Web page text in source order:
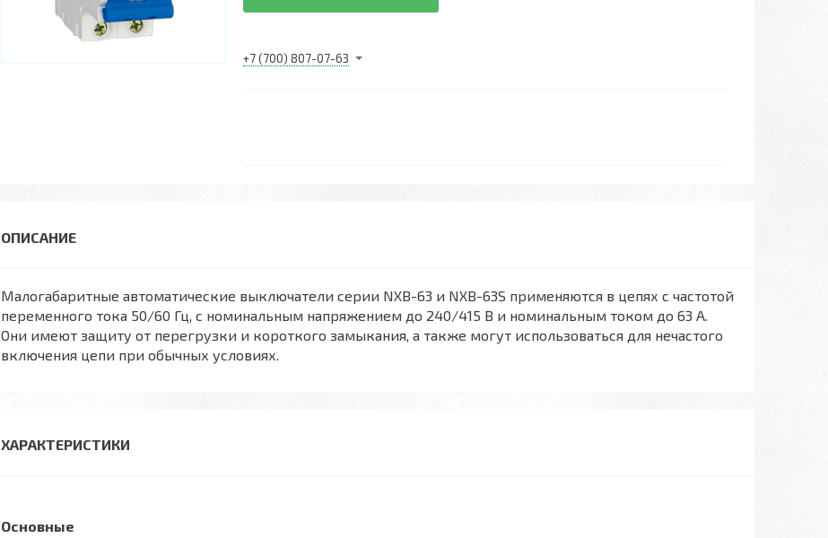
+7 (700) 807-07-63
Малогабаритные автоматические выключатели серии NXB-63 и NXB-63S применяются в цепях с частотой
переменного тока 50/60 Гц, с номинальным напряжением до 240/415 В и номинальным током до 63 А.
Они имеют защиту от перегрузки и короткого замыкания, а также могут использоваться для нечастого
включения цепи при обычных условиях.
ХАРАКТЕРИСТИКИ
Основные